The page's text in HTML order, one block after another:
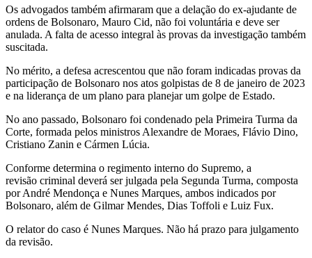
Os advogados também afirmaram que a delação do ex-ajudante de
ordens de Bolsonaro, Mauro Cid, não foi voluntária e deve ser
anulada. A falta de acesso integral às provas da investigação também
suscitada.
No mérito, a defesa acrescentou que não foram indicadas provas da
participação de Bolsonaro nos atos golpistas de 8 de janeiro de 2023
e na liderança de um plano para planejar um golpe de Estado.
No ano passado, Bolsonaro foi condenado pela Primeira Turma da
Corte, formada pelos ministros Alexandre de Moraes, Flávio Dino,
Cristiano Zanin e Cármen Lúcia.
Conforme determina o regimento interno do Supremo, a
revisão criminal deverá ser julgada pela Segunda Turma, composta
por André Mendonça e Nunes Marques, ambos indicados por
Bolsonaro, além de Gilmar Mendes, Dias Toffoli e Luiz Fux.
O relator do caso é Nunes Marques. Não há prazo para julgamento
da revisão.